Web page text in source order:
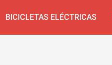
BICICLETAS ELÉCTRICAS